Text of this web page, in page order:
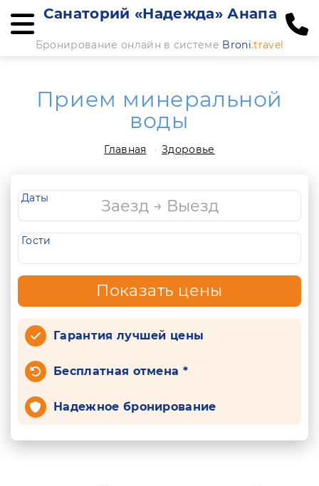
Санаторий «Надежда» Анапа
Бронирование онлайн в системе Broni.travel
Прием минеральной
воды
Главная Здоровье
Даты
Гости
Показать цены
Гарантия лучшей цены
Бесплатная отмена *
Надежное бронирование